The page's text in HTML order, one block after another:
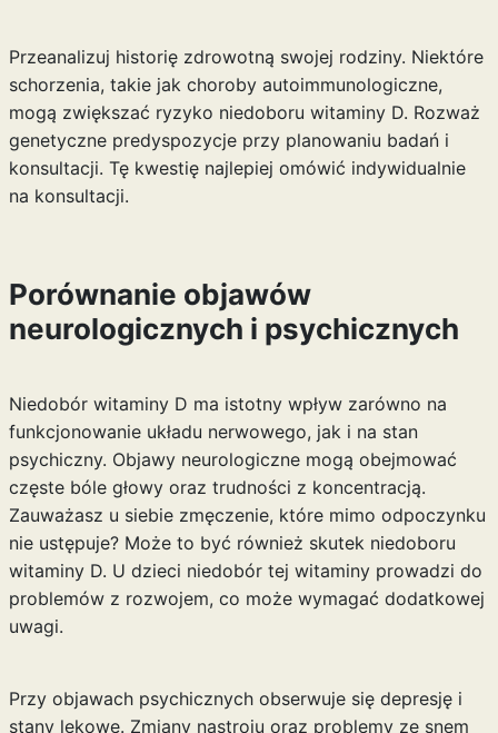
Przeanalizuj historię zdrowotną swojej rodziny. Niektóre
schorzenia, takie jak choroby autoimmunologiczne,
mogą zwiększać ryzyko niedoboru witaminy D. Rozważ
genetyczne predyspozycje przy planowaniu badań i
konsultacji. Tę kwestię najlepiej omówić indywidualnie
na konsultacji.
Porównanie objawów
neurologicznych i psychicznych
Niedobór witaminy D ma istotny wpływ zarówno na
funkcjonowanie układu nerwowego, jak i na stan
psychiczny. Objawy neurologiczne mogą obejmować
częste bóle głowy oraz trudności z koncentracją.
Zauważasz u siebie zmęczenie, które mimo odpoczynku
nie ustępuje? Może to być również skutek niedoboru
witaminy D. U dzieci niedobór tej witaminy prowadzi do
problemów z rozwojem, co może wymagać dodatkowej
uwagi.
Przy objawach psychicznych obserwuje się depresję i
stany lękowe. Zmiany nastroju oraz problemy ze snem